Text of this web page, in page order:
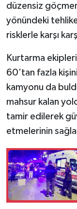
düzensiz
yönündeki
risklerle karşı
Kurtarma
60’tan fazla
kamyonu da
mahsur kalan
tamir edilerek
etmelerinin